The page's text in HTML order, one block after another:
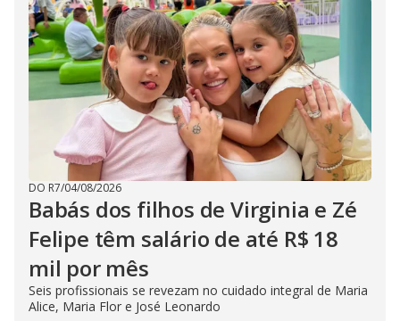
DO R7/04/08/2026
Babás dos filhos de Virginia e Zé
Felipe têm salário de até R$ 18
mil por mês
Seis profissionais se revezam no cuidado integral de Maria
Alice, Maria Flor e José Leonardo